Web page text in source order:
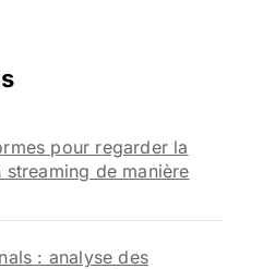
pour regarder la
streaming de manière
: analyse des